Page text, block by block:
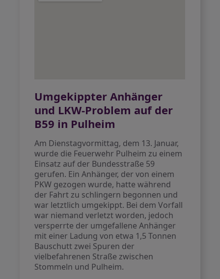
Umgekippter Anhänger
und LKW-Problem auf der
B59 in Pulheim
Am Dienstagvormittag, dem 13. Januar,
wurde die Feuerwehr Pulheim zu einem
Einsatz auf der Bundesstraße 59
gerufen. Ein Anhänger, der von einem
PKW gezogen wurde, hatte während
der Fahrt zu schlingern begonnen und
war letztlich umgekippt. Bei dem Vorfall
war niemand verletzt worden, jedoch
versperrte der umgefallene Anhänger
mit einer Ladung von etwa 1,5 Tonnen
Bauschutt zwei Spuren der
vielbefahrenen Straße zwischen
Stommeln und Pulheim.